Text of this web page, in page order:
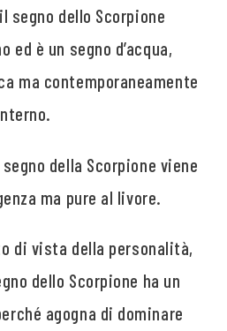
segno dello Scorpione
ed è un segno d’acqua,
ma contemporaneamente
della Scorpione viene
ma pure al livore.
di vista della personalità,
dello Scorpione ha un
agogna di dominare